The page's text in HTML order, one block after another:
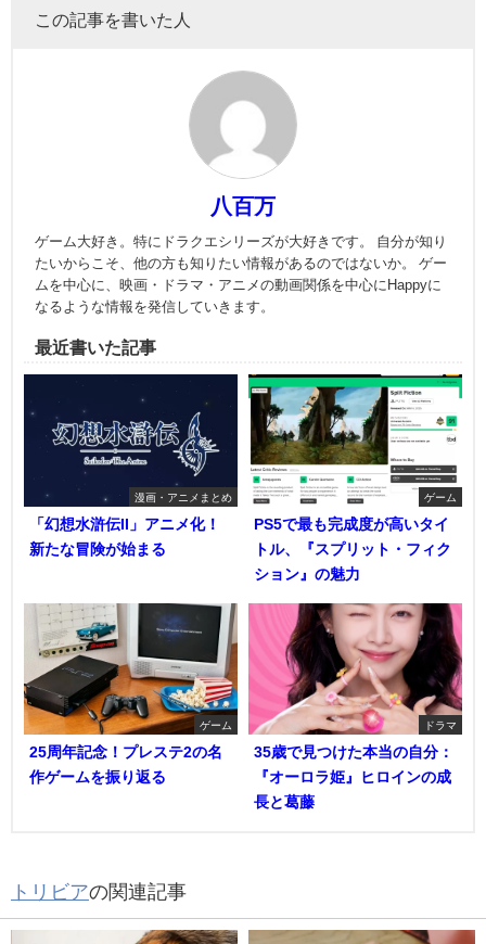
この記事を書いた人
八百万
ゲーム大好き。特にドラクエシリーズが大好きです。 自分が知り
たいからこそ、他の方も知りたい情報があるのではないか。 ゲー
ムを中心に、映画・ドラマ・アニメの動画関係を中心にHappyに
なるような情報を発信していきます。
最近書いた記事
漫画・アニメまとめ
「幻想水滸伝II」アニメ化！
新たな冒険が始まる
ゲーム
PS5で最も完成度が高いタイ
トル、『スプリット・フィク
ション』の魅力
ゲーム
25周年記念！プレステ2の名
作ゲームを振り返る
ドラマ
35歳で見つけた本当の自分：
『オーロラ姫』ヒロインの成
長と葛藤
トリビアの関連記事